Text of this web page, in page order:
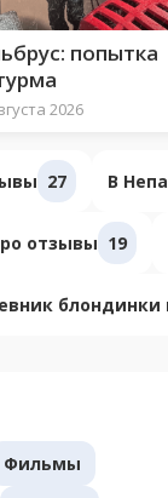
попытка
2026
27 В
отзывы 19
блондинки
Фильмы